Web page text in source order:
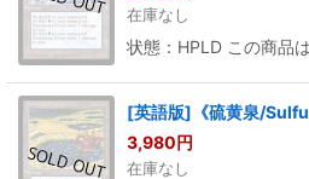
在庫なし
状態：HPLD この商品
[英語版]《硫黄泉/
3,980円
在庫なし